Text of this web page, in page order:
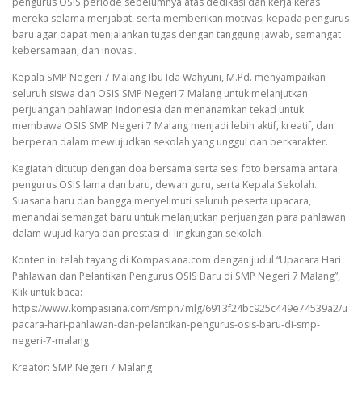
mereka selama menjabat, serta memberikan motivasi kepada pengurus
baru agar dapat menjalankan tugas dengan tanggung jawab, semangat
kebersamaan, dan inovasi.
Kepala SMP Negeri 7 Malang Ibu Ida Wahyuni, M.Pd. menyampaikan
seluruh siswa dan OSIS SMP Negeri 7 Malang untuk melanjutkan
perjuangan pahlawan Indonesia dan menanamkan tekad untuk
membawa OSIS SMP Negeri 7 Malang menjadi lebih aktif, kreatif, dan
berperan dalam mewujudkan sekolah yang unggul dan berkarakter.
Kegiatan ditutup dengan doa bersama serta sesi foto bersama antara
pengurus OSIS lama dan baru, dewan guru, serta Kepala Sekolah.
Suasana haru dan bangga menyelimuti seluruh peserta upacara,
menandai semangat baru untuk melanjutkan perjuangan para pahlawan
dalam wujud karya dan prestasi di lingkungan sekolah.
Konten ini telah tayang di Kompasiana.com dengan judul “Upacara Hari
Pahlawan dan Pelantikan Pengurus OSIS Baru di SMP Negeri 7 Malang”,
Klik untuk baca:
https://www.kompasiana.com/smpn7mlg/6913f24bc925c449e74539a2/u
pacara-hari-pahlawan-dan-pelantikan-pengurus-osis-baru-di-smp-
negeri-7-malang
Kreator: SMP Negeri 7 Malang